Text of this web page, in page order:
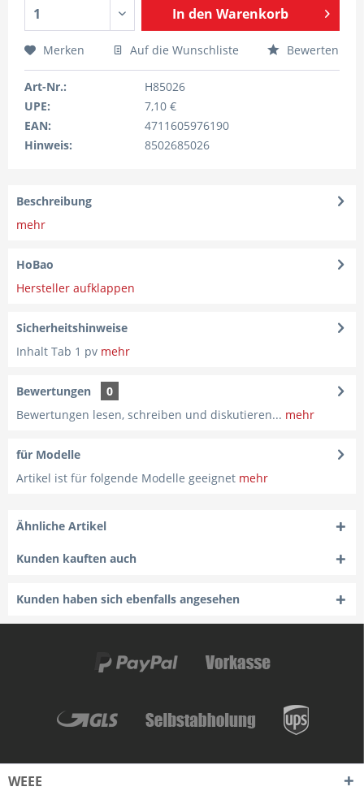
In den Warenkorb
Merken Auf die Wunschliste Bewerten
Art-Nr.:
H85026
UPE:
7,10 €
EAN:
4711605976190
Hinweis:
8502685026
Beschreibung
mehr
HoBao
Hersteller aufklappen
Sicherheitshinweise
Inhalt Tab 1 pv mehr
Bewertungen
0
Bewertungen lesen, schreiben und diskutieren... mehr
für Modelle
Artikel ist für folgende Modelle geeignet mehr
Ähnliche Artikel
Kunden kauften auch
Kunden haben sich ebenfalls angesehen
WEEE